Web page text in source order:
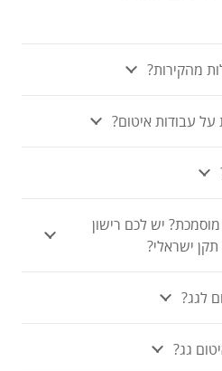
מהקירות?
עבודות איטום?
יש לכם רישון
תקן ישראלי?
לגג?
גג?